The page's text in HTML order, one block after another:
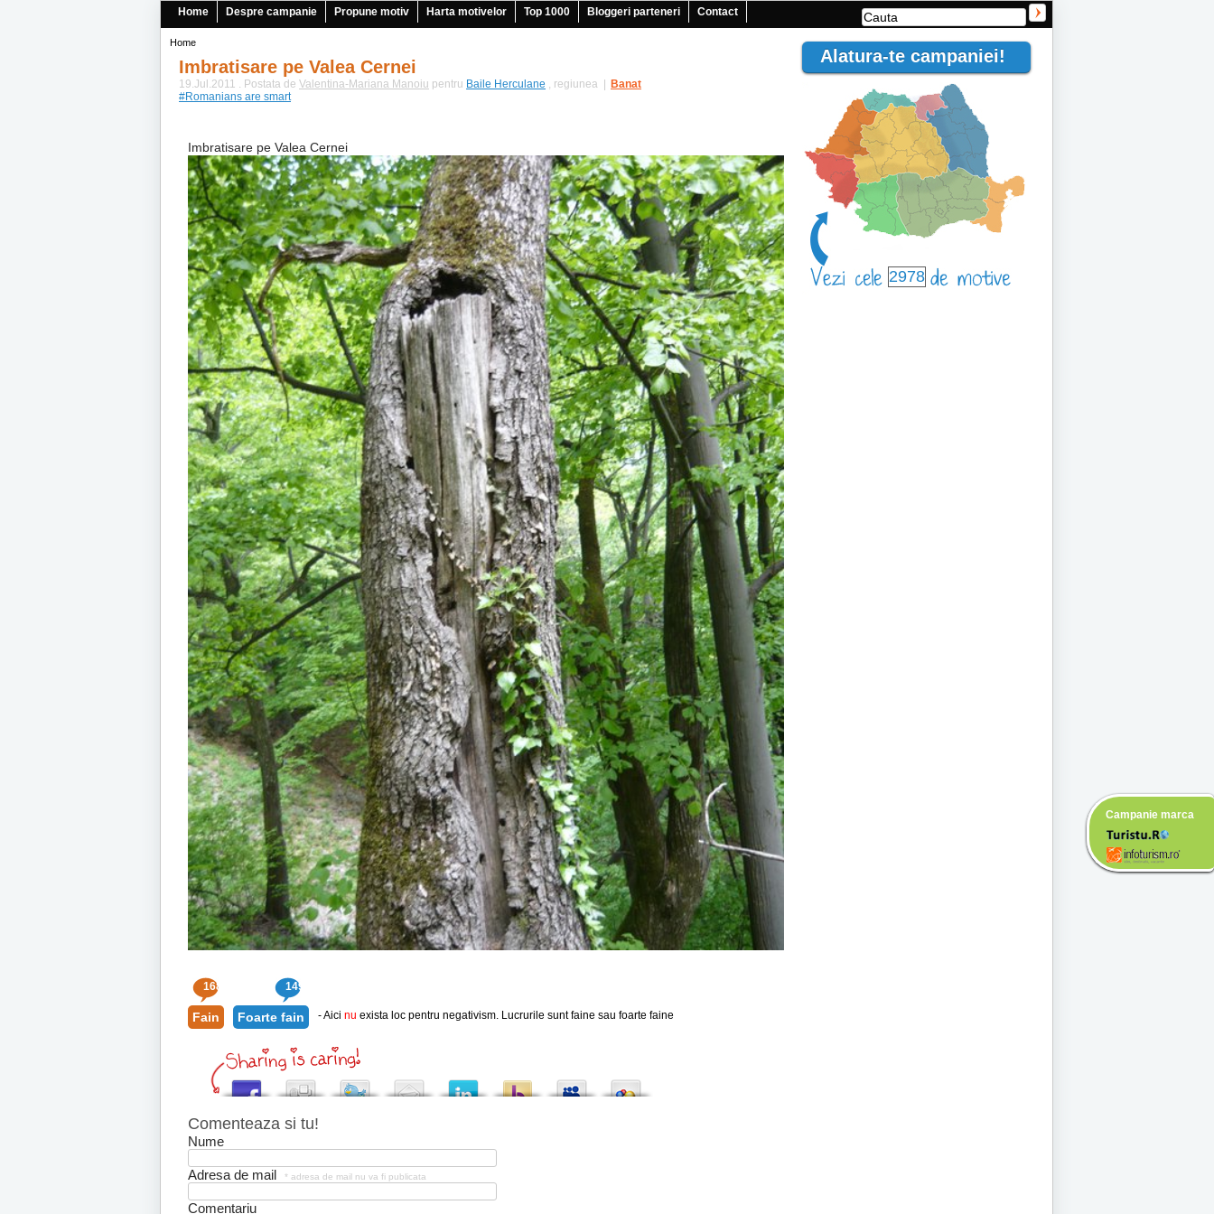
Campanie marca
Home Despre campanie Propune motiv Harta motivelor Top 1000 Bloggeri parteneri Contact
Home
Imbratisare pe Valea Cernei
19.Jul.2011 . Postata de Valentina-Mariana Manoiu pentru Baile Herculane , regiunea Banat
#Romanians are smart
Imbratisare pe Valea Cernei
168 149
Fain Foarte fain - Aici nu exista loc pentru negativism. Lucrurile sunt faine sau foarte faine
Comenteaza si tu!
Nume
Adresa de mail * adresa de mail nu va fi publicata
Comentariu
Alatura-te campaniei!
2978